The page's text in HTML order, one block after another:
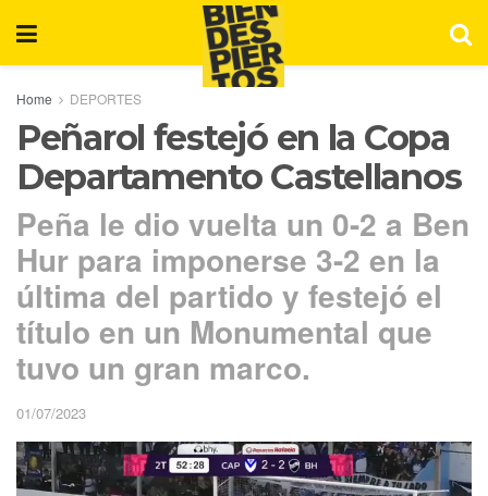
Home DEPORTES
Peñarol festejó en la Copa
Departamento Castellanos
Peña le dio vuelta un 0-2 a Ben
Hur para imponerse 3-2 en la
última del partido y festejó el
título en un Monumental que
tuvo un gran marco.
01/07/2023